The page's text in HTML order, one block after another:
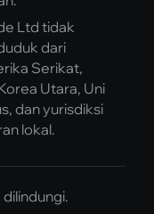
Ltd tidak
dari
Serikat,
Utara, Uni
dan yurisdiksi
lokal.